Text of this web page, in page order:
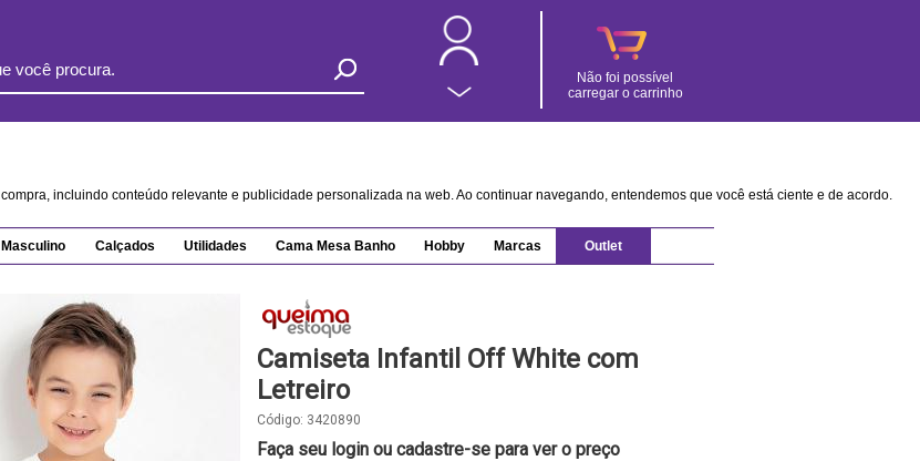
Não foi possível
carregar o carrinho
incluindo conteúdo relevante e publicidade personalizada na web. Ao continuar navegando, entendemos que você está ciente e de acordo.
Masculino Calçados Utilidades Cama Mesa Banho Hobby Marcas Outlet
Camiseta Infantil Off White com
Letreiro
Código: 3420890
Faça seu login ou cadastre-se para ver o preço